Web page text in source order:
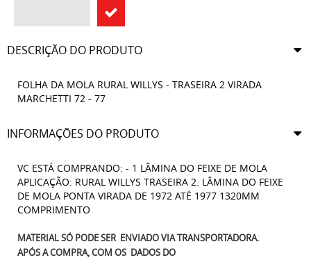
DESCRIÇÃO DO PRODUTO
FOLHA DA MOLA RURAL WILLYS - TRASEIRA 2 VIRADA
MARCHETTI 72 - 77
INFORMAÇÕES DO PRODUTO
VC ESTÁ COMPRANDO: - 1 LÂMINA DO FEIXE DE MOLA
APLICAÇÃO: RURAL WILLYS TRASEIRA 2. LÂMINA DO FEIXE
DE MOLA PONTA VIRADA DE 1972 ATÉ 1977 1320MM
COMPRIMENTO
MATERIAL SÓ PODE SER ENVIADO VIA TRANSPORTADORA.
APÓS A COMPRA, COM OS DADOS DO